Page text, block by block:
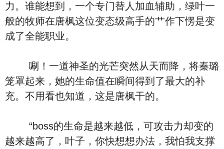
力。谁能想到，一个专门替人加血辅助，绿叶一
般的牧师在唐枫这位变态级高手的艹作下愣是变
成了全能职业。
唰！一道神圣的光芒突然从天而降，将秦璐
笼罩起来，她的生命值在瞬间得到了最大的补
充。不用看也知道，这是唐枫干的。
“boss的生命是越来越低，可攻击力却变的
越来越高了，叶子，你快想想办法，我怕我支撑